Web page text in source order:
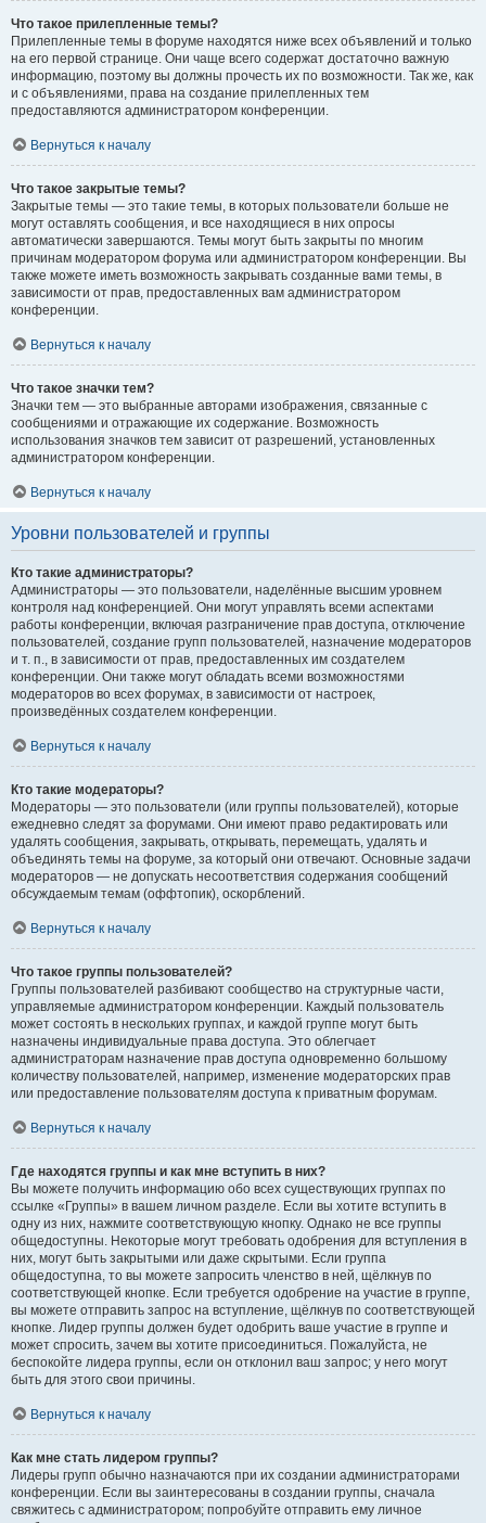
Что такое прилепленные темы?
Прилепленные темы в форуме находятся ниже всех объявлений и только
на его первой странице. Они чаще всего содержат достаточно важную
информацию, поэтому вы должны прочесть их по возможности. Так же, как
и с объявлениями, права на создание прилепленных тем
предоставляются администратором конференции.
Вернуться к началу
Что такое закрытые темы?
Закрытые темы — это такие темы, в которых пользователи больше не
могут оставлять сообщения, и все находящиеся в них опросы
автоматически завершаются. Темы могут быть закрыты по многим
причинам модератором форума или администратором конференции. Вы
также можете иметь возможность закрывать созданные вами темы, в
зависимости от прав, предоставленных вам администратором
конференции.
Вернуться к началу
Что такое значки тем?
Значки тем — это выбранные авторами изображения, связанные с
сообщениями и отражающие их содержание. Возможность
использования значков тем зависит от разрешений, установленных
администратором конференции.
Вернуться к началу
Уровни пользователей и группы
Кто такие администраторы?
Администраторы — это пользователи, наделённые высшим уровнем
контроля над конференцией. Они могут управлять всеми аспектами
работы конференции, включая разграничение прав доступа, отключение
пользователей, создание групп пользователей, назначение модераторов
и т. п., в зависимости от прав, предоставленных им создателем
конференции. Они также могут обладать всеми возможностями
модераторов во всех форумах, в зависимости от настроек,
произведённых создателем конференции.
Вернуться к началу
Кто такие модераторы?
Модераторы — это пользователи (или группы пользователей), которые
ежедневно следят за форумами. Они имеют право редактировать или
удалять сообщения, закрывать, открывать, перемещать, удалять и
объединять темы на форуме, за который они отвечают. Основные задачи
модераторов — не допускать несоответствия содержания сообщений
обсуждаемым темам (оффтопик), оскорблений.
Вернуться к началу
Что такое группы пользователей?
Группы пользователей разбивают сообщество на структурные части,
управляемые администратором конференции. Каждый пользователь
может состоять в нескольких группах, и каждой группе могут быть
назначены индивидуальные права доступа. Это облегчает
администраторам назначение прав доступа одновременно большому
количеству пользователей, например, изменение модераторских прав
или предоставление пользователям доступа к приватным форумам.
Вернуться к началу
Где находятся группы и как мне вступить в них?
Вы можете получить информацию обо всех существующих группах по
ссылке «Группы» в вашем личном разделе. Если вы хотите вступить в
одну из них, нажмите соответствующую кнопку. Однако не все группы
общедоступны. Некоторые могут требовать одобрения для вступления в
них, могут быть закрытыми или даже скрытыми. Если группа
общедоступна, то вы можете запросить членство в ней, щёлкнув по
соответствующей кнопке. Если требуется одобрение на участие в группе,
вы можете отправить запрос на вступление, щёлкнув по соответствующей
кнопке. Лидер группы должен будет одобрить ваше участие в группе и
может спросить, зачем вы хотите присоединиться. Пожалуйста, не
беспокойте лидера группы, если он отклонил ваш запрос; у него могут
быть для этого свои причины.
Вернуться к началу
Как мне стать лидером группы?
Лидеры групп обычно назначаются при их создании администраторами
конференции. Если вы заинтересованы в создании группы, сначала
свяжитесь с администратором; попробуйте отправить ему личное